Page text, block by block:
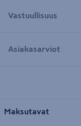
Vastuullisuus
Asiakasarviot
Maksutavat